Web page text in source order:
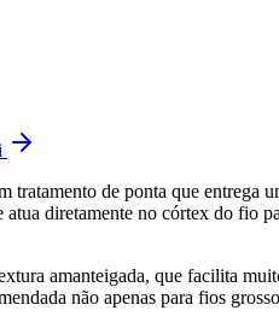
de ponta que entrega
diretamente no córtex do fio
amanteigada, que facilita
não apenas para fios